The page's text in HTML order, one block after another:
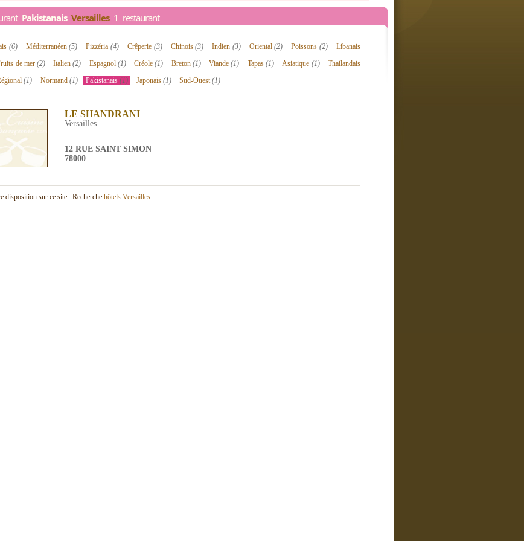
Pakistanais Versailles1 restaurant
(6) Méditerranéen(5) Pizzéria (4) Crêperie (3) Chinois(3) Indien (3) Oriental(2) Poissons(2)
Libanais
de mer (2) Italien(2) Espagnol (1) Créole(1) Breton (1) Viande(1) Tapas (1) Asiatique (1)
Thailandais
(1) Normand (1) Pakistanais(1) Japonais (1) Sud-Ouest(1)
LE SHANDRANI
Versailles
12 RUE SAINT SIMON
78000
disposition sur ce site : Recherche hôtels Versailles